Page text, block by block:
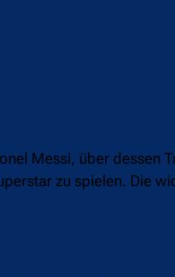
Messi, über dessen
zu spielen. Die